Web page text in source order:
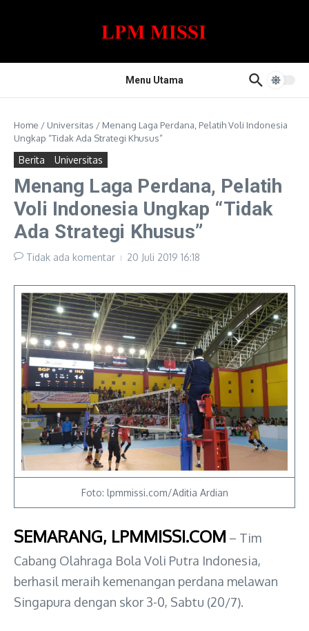
Menu Utama
Home / Universitas / Menang Laga Perdana, Pelatih Voli Indonesia
Ungkap “Tidak Ada Strategi Khusus”
Berita Universitas
Menang Laga Perdana, Pelatih
Voli Indonesia Ungkap “Tidak
Ada Strategi Khusus”
Tidak ada komentar 20 Juli 2019 16:18
Foto: lpmmissi.com/Aditia Ardian
SEMARANG, LPMMISSI.COM – Tim
Cabang Olahraga Bola Voli Putra Indonesia,
berhasil meraih kemenangan perdana melawan
Singapura dengan skor 3-0, Sabtu (20/7).